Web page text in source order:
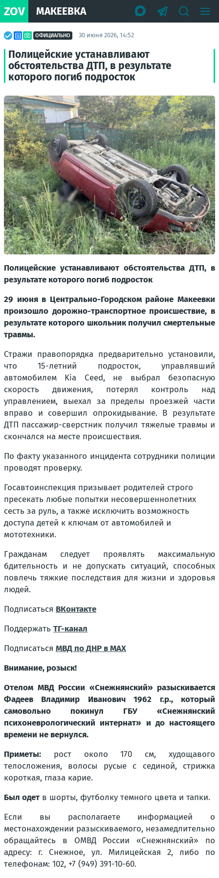
ZOV МАКЕЕВКА
ОФИЦИАЛЬНО 30 июня 2026, 14:52
Полицейские устанавливают
обстоятельства ДТП, в результате
которого погиб подросток
Полицейские устанавливают обстоятельства ДТП, в
результате которого погиб подросток
29 июня в Центрально-Городском районе Макеевки
произошло дорожно-транспортное происшествие, в
результате которого школьник получил смертельные
травмы.
Стражи правопорядка предварительно установили,
что 15-летний подросток, управлявший
автомобилем Kia Ceed, не выбрал безопасную
скорость движения, потерял контроль над
управлением, выехал за пределы проезжей части
вправо и совершил опрокидывание. В результате
ДТП пассажир-сверстник получил тяжелые травмы и
скончался на месте происшествия.
По факту указанного инцидента сотрудники полиции
проводят проверку.
Госавтоинспекция призывает родителей строго
пресекать любые попытки несовершеннолетних
сесть за руль, а также исключить возможность
доступа детей к ключам от автомобилей и
мототехники.
Гражданам следует проявлять максимальную
бдительность и не допускать ситуаций, способных
повлечь тяжкие последствия для жизни и здоровья
людей.
Подписаться ВКонтакте
Поддержать ТГ-канал
Подписаться МВД по ДНР в MAX
Внимание, розыск!
Отелом МВД России «Снежнянский» разыскивается
Фадеев Владимир Иванович 1962 г.р., который
самовольно покинул ГБУ «Снежнянский
психоневрологический интернат» и до настоящего
времени не вернулся.
Приметы: рост около 170 см, худощавого
телосложения, волосы русые с сединой, стрижка
короткая, глаза карие.
Был одет в шорты, футболку темного цвета и тапки.
Если вы располагаете информацией о
местонахождении разыскиваемого, незамедлительно
обращайтесь в ОМВД России «Снежнянский» по
адресу: г. Снежное, ул. Милицейская 2, либо по
телефонам: 102, +7 (949) 391-10-60.